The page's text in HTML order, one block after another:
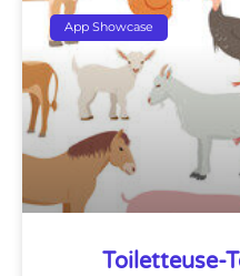
App Showcase
Toiletteuse-